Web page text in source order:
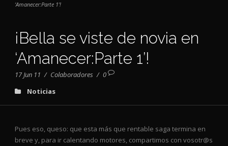
‘Amanecer:Parte 1’!
¡Bella se viste de novia en
‘Amanecer:Parte 1’!
17 Jun 11 / Colaboradores / 0
Noticias
Pues eso, queso: que esta más que rentable saga termina en
breve y, para ir calentando motores, compartimos con vosotr@s